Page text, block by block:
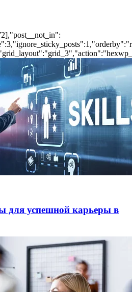
для успешной карьеры в